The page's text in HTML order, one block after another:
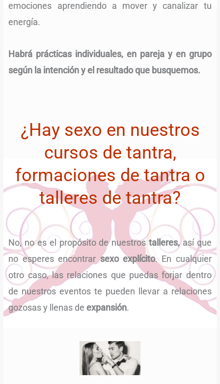
emociones aprendiendo a mover y canalizar tu
energía.
Habrá prácticas individuales, en pareja y en grupo
según la intención y el resultado que busquemos.
¿Hay sexo en nuestros
cursos de tantra,
formaciones de tantra o
talleres de tantra?
No, no es el propósito de nuestrostalleres,así que
no esperes encontrarsexo explícito. En cualquier
otro caso, las relaciones que puedas forjar dentro
de nuestros eventos te pueden llevar a relaciones
gozosas y llenas deexpansión.